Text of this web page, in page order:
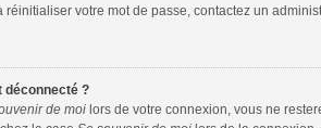
votre mot de passe, contactez un
déconnecté ?
de moi lors de votre connexion, vous ne